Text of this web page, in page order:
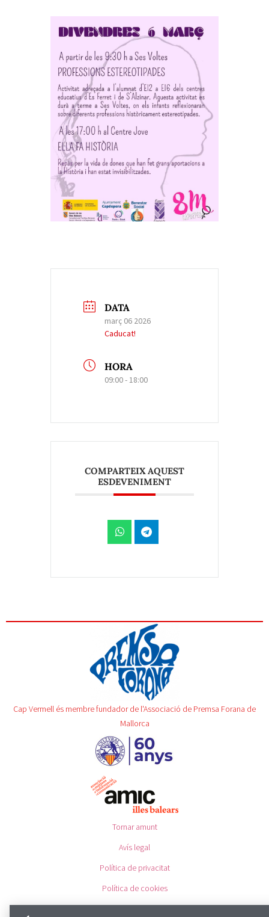
DATA
març 06 2026
Caducat!
HORA
09:00 - 18:00
COMPARTEIX AQUEST
ESDEVENIMENT
Cap Vermell és membre fundador de l'Associació de Premsa Forana de
Mallorca
Tornar amunt
Avís legal
Política de privacitat
Política de cookies